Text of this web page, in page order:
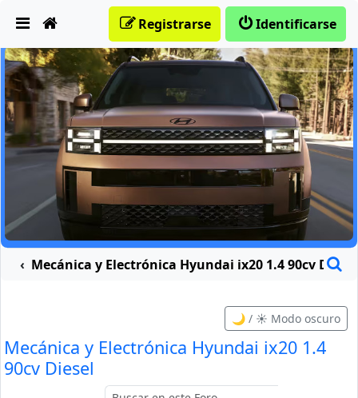
Identificarse
Registrarse
Mecánica y Electrónica Hyundai ix20 1.4 90cv Diesel
🌙 / ☀️ Modo oscuro
Mecánica y Electrónica Hyundai ix20 1.4
90cv Diesel